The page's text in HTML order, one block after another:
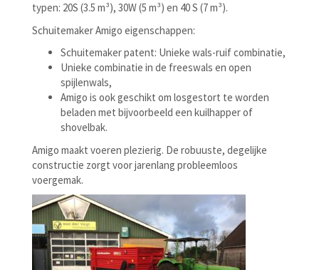
typen: 20S (3.5 m³), 30W (5 m³) en 40 S (7 m³).
Schuitemaker Amigo eigenschappen:
Schuitemaker patent: Unieke wals-ruif combinatie,
Unieke combinatie in de freeswals en open
spijlenwals,
Amigo is ook geschikt om losgestort te worden
beladen met bijvoorbeeld een kuilhapper of
shovelbak.
Amigo maakt voeren plezierig. De robuuste, degelijke
constructie zorgt voor jarenlang probleemloos
voergemak.